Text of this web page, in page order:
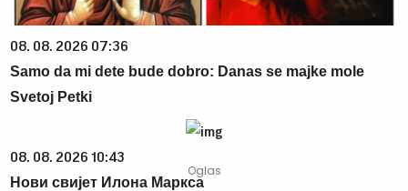
08. 08. 2026 07:36
Samo da mi dete bude dobro: Danas se majke mole
Svetoj Petki
08. 08. 2026 10:43
Нови свијет Илона Маркса